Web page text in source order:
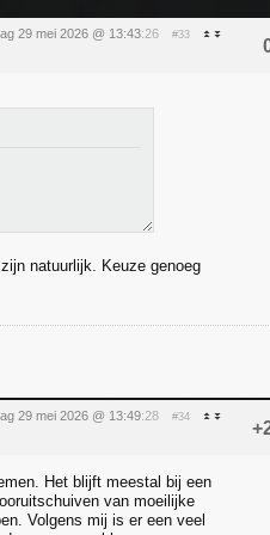
29 mei 2026 @ 13:43:26 #33
natuurlijk. Keuze genoeg
29 mei 2026 @ 13:49:28 #34
Het blijft meestal bij een
van moeilijke
Volgens mij is er een veel